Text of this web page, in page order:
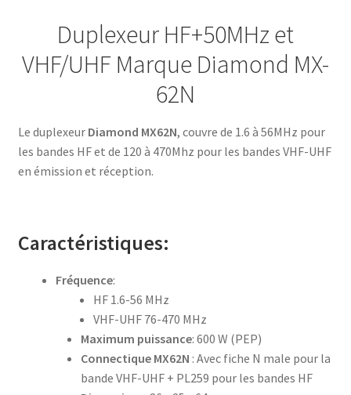
Duplexeur HF+50MHz et
VHF/UHF Marque Diamond MX-
62N
Le duplexeurDiamond MX62N, couvre de 1.6 à 56MHz pour
les bandes HF et de 120 à 470Mhz pour les bandes VHF-UHF
en émission et réception.
Caractéristiques:
Fréquence:
HF 1.6-56 MHz
VHF-UHF 76-470 MHz
Maximum puissance: 600 W (PEP)
Connectique MX62N : Avec fiche N male pour la
bande VHF-UHF + PL259 pour les bandes HF